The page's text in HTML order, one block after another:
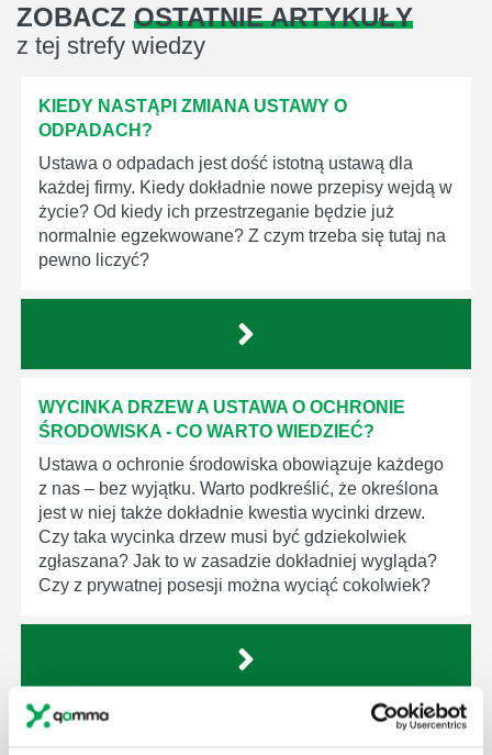
ZOBACZ OSTATNIE ARTYKUŁY
z tej strefy wiedzy
KIEDY NASTĄPI ZMIANA USTAWY O
ODPADACH?
Ustawa o odpadach jest dość istotną ustawą dla
każdej firmy. Kiedy dokładnie nowe przepisy wejdą w
życie? Od kiedy ich przestrzeganie będzie już
normalnie egzekwowane? Z czym trzeba się tutaj na
pewno liczyć?
WYCINKA DRZEW A USTAWA O OCHRONIE
ŚRODOWISKA - CO WARTO WIEDZIEĆ?
Ustawa o ochronie środowiska obowiązuje każdego
z nas – bez wyjątku. Warto podkreślić, że określona
jest w niej także dokładnie kwestia wycinki drzew.
Czy taka wycinka drzew musi być gdziekolwiek
zgłaszana? Jak to w zasadzie dokładniej wygląda?
Czy z prywatnej posesji można wyciąć cokolwiek?
KTO EGZEKWUJE PRAWO WODNE?